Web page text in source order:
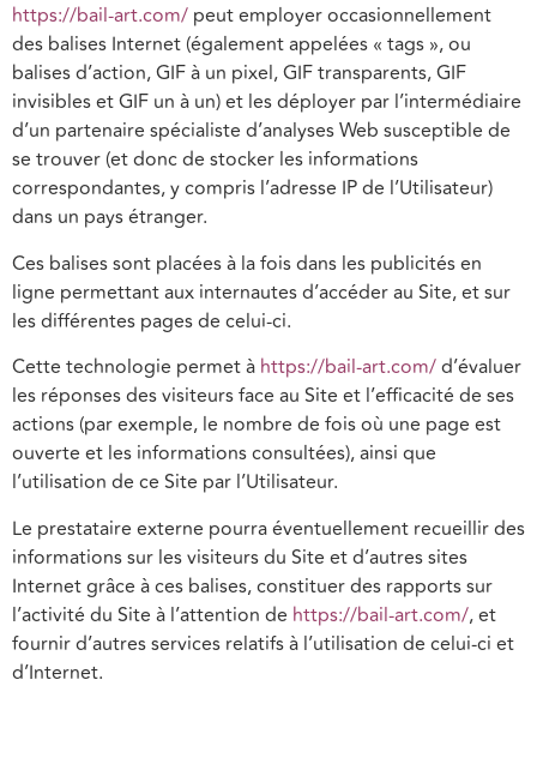
https://bail-art.com/ peut employer occasionnellement
des balises Internet (également appelées « tags », ou
balises d’action, GIF à un pixel, GIF transparents, GIF
invisibles et GIF un à un) et les déployer par l’intermédiaire
d’un partenaire spécialiste d’analyses Web susceptible de
se trouver (et donc de stocker les informations
correspondantes, y compris l’adresse IP de l’Utilisateur)
dans un pays étranger.
Ces balises sont placées à la fois dans les publicités en
ligne permettant aux internautes d’accéder au Site, et sur
les différentes pages de celui-ci.
Cette technologie permet à https://bail-art.com/d’évaluer
les réponses des visiteurs face au Site et l’efficacité de ses
actions (par exemple, le nombre de fois où une page est
ouverte et les informations consultées), ainsi que
l’utilisation de ce Site par l’Utilisateur.
Le prestataire externe pourra éventuellement recueillir des
informations sur les visiteurs du Site et d’autres sites
Internet grâce à ces balises, constituer des rapports sur
l’activité du Site à l’attention de https://bail-art.com/, et
fournir d’autres services relatifs à l’utilisation de celui-ci et
d’Internet.